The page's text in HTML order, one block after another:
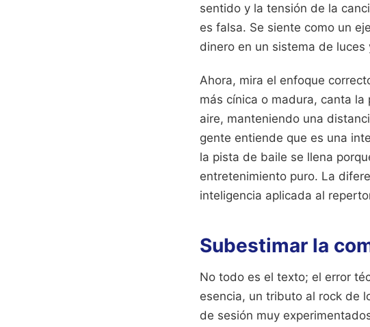
sentido y la tensión de la
es falsa. Se siente como un
dinero en un sistema de
Ahora, mira el enfoque
más cínica o madura, canta
aire, manteniendo una
gente entiende que es una
la pista de baile se llena
entretenimiento puro. La
inteligencia aplicada al
Subestimar la
No todo es el texto; el error
esencia, un tributo al rock de
de sesión muy